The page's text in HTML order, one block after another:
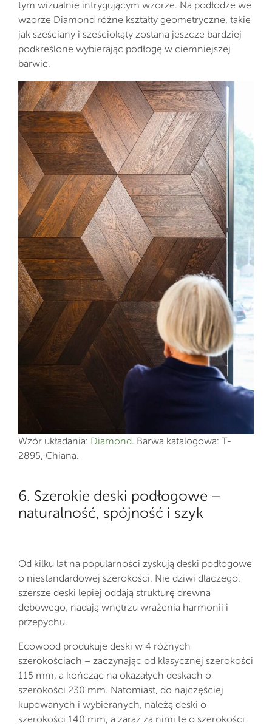
tym wizualnie intrygującym wzorze. Na podłodze we
wzorze Diamond różne kształty geometryczne, takie
jak sześciany i sześciokąty zostaną jeszcze bardziej
podkreślone wybierając podłogę w ciemniejszej
barwie.
Wzór układania: Diamond. Barwa katalogowa: T-
2895, Chiana.
6. Szerokie deski podłogowe –
naturalność, spójność i szyk
Od kilku lat na popularności zyskują deski podłogowe
o niestandardowej szerokości. Nie dziwi dlaczego:
szersze deski lepiej oddają strukturę drewna
dębowego, nadają wnętrzu wrażenia harmonii i
przepychu.
Ecowood produkuje deski w 4 różnych
szerokościach – zaczynając od klasycznej szerokości
115 mm, a kończąc na okazałych deskach o
szerokości 230 mm. Natomiast, do najczęściej
kupowanych i wybieranych, należą deski o
szerokości 140 mm, a zaraz za nimi te o szerokości